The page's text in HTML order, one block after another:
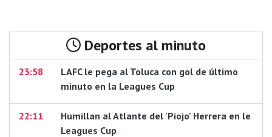
Deportes al minuto
23:58
LAFC le pega al Toluca con gol de último
minuto en la Leagues Cup
22:11
Humillan al Atlante del 'Piojo' Herrera en le
Leagues Cup